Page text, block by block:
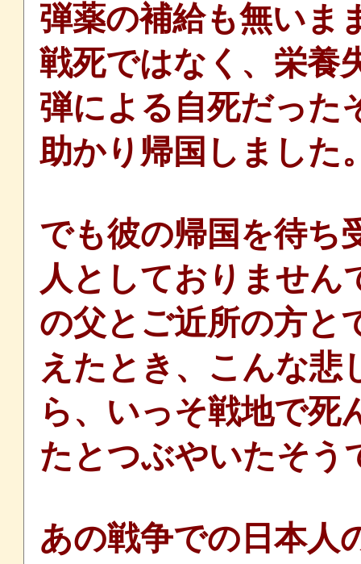
弾薬の補給も無いま
戦死ではなく、栄養
弾による自死だった
助かり帰国しました
でも彼の帰国を待ち
人としておりません
の父とご近所の方と
えたとき、こんな悲
ら、いっそ戦地で死
たとつぶやいたそう
あの戦争での日本人